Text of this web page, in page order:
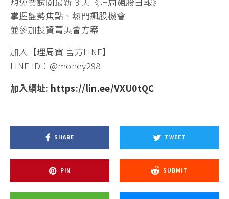
掌握盤勢焦點、熱門飆股機會
並參加投資菁英會方案
加入【理周寶 官方LINE】
LINE ID：@money298
加入網址: https://lin.ee/VXU0tQC
SHARE TWEET
PIN SUBMIT